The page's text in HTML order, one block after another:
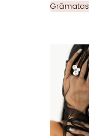
Grāmatas